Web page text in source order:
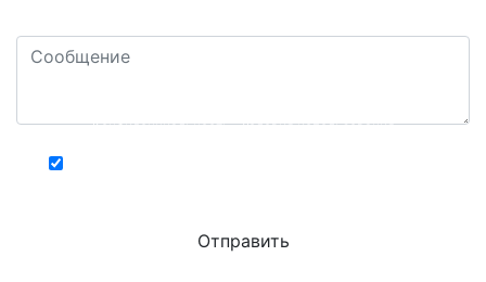
Конфиденциальность - Условия использования